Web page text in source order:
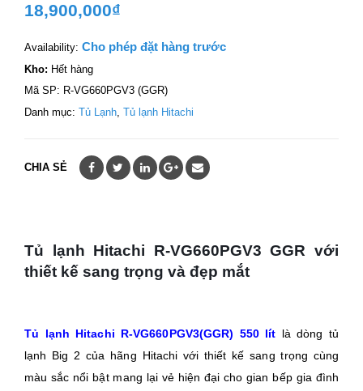
18,900,000₫
Availability: Cho phép đặt hàng trước
Kho: Hết hàng
Mã SP: R-VG660PGV3 (GGR)
Danh mục: Tủ Lạnh Tủ lạnh Hitachi
CHIA SẺ
Tủ lạnh Hitachi R-VG660PGV3 GGR với
thiết kế sang trọng và đẹp mắt
Tủ lạnh Hitachi R-VG660PGV3(GGR) 550 lít là dòng tủ
lạnh Big 2 của hãng Hitachi với thiết kế sang trọng cùng
màu sắc nổi bật mang lại vẻ hiện đại cho gian bếp gia đình